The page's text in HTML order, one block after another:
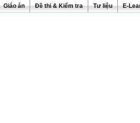
Giáo án Đề thi & Kiểm tra Tư liệu E-